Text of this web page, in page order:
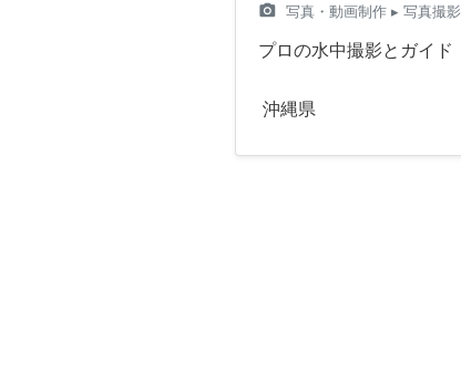
camera_alt 写真・動画制作 ▸ 写真撮影
プロの水中撮影とガイド
沖縄県